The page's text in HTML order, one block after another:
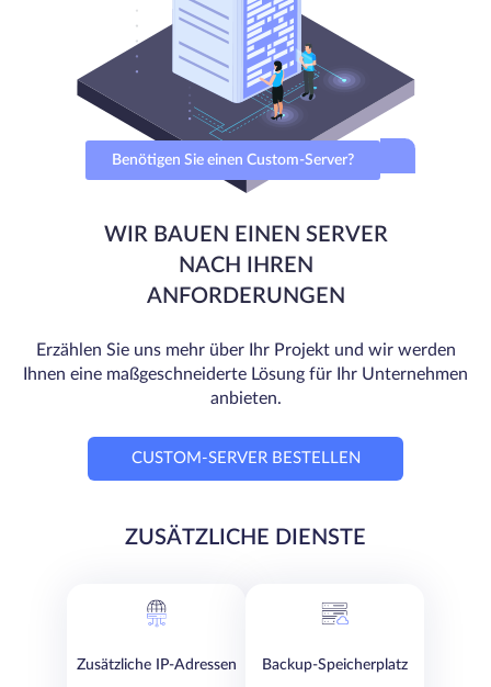
Benötigen Sie einen Custom-Server?
WIR BAUEN EINEN SERVER
NACH IHREN
ANFORDERUNGEN
Erzählen Sie uns mehr über Ihr Projekt und wir werden
Ihnen eine maßgeschneiderte Lösung für Ihr Unternehmen
anbieten.
CUSTOM-SERVER BESTELLEN
ZUSÄTZLICHE DIENSTE
Zusätzliche IP-Adressen Backup-Speicherplatz